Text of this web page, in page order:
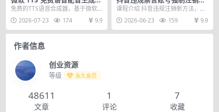
器，完全免费，支持多语音、
专用 TTS语音合成器
免费的TTS语音合成器，基于微软E
dge在线语音接口实现的高品质TTS
语音合成。...
2026-07-23 174 9.9
方法，更新于26.6.23，有需要
课程介绍 抖音违规注销新方法，更
新于26.6.23，各位自行测试。不是
百分百 和...
2026-06-23 159 9.9
作者信息
创业资源
等级 永久会员
48611
文章
1
评论
7
收藏